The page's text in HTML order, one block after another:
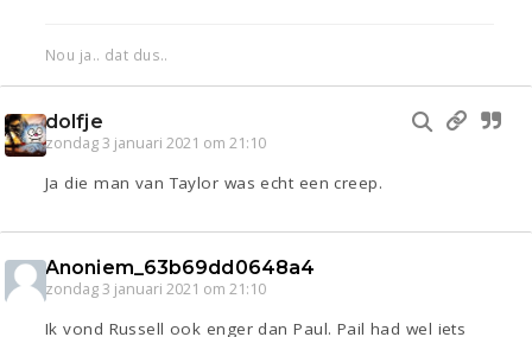
Nou ja.. dat dus..
dolfje
zondag 3 januari 2021 om 21:10
Ja die man van Taylor was echt een creep.
Anoniem_63b69dd0648a4
zondag 3 januari 2021 om 21:10
Ik vond Russell ook enger dan Paul. Pail had wel iets